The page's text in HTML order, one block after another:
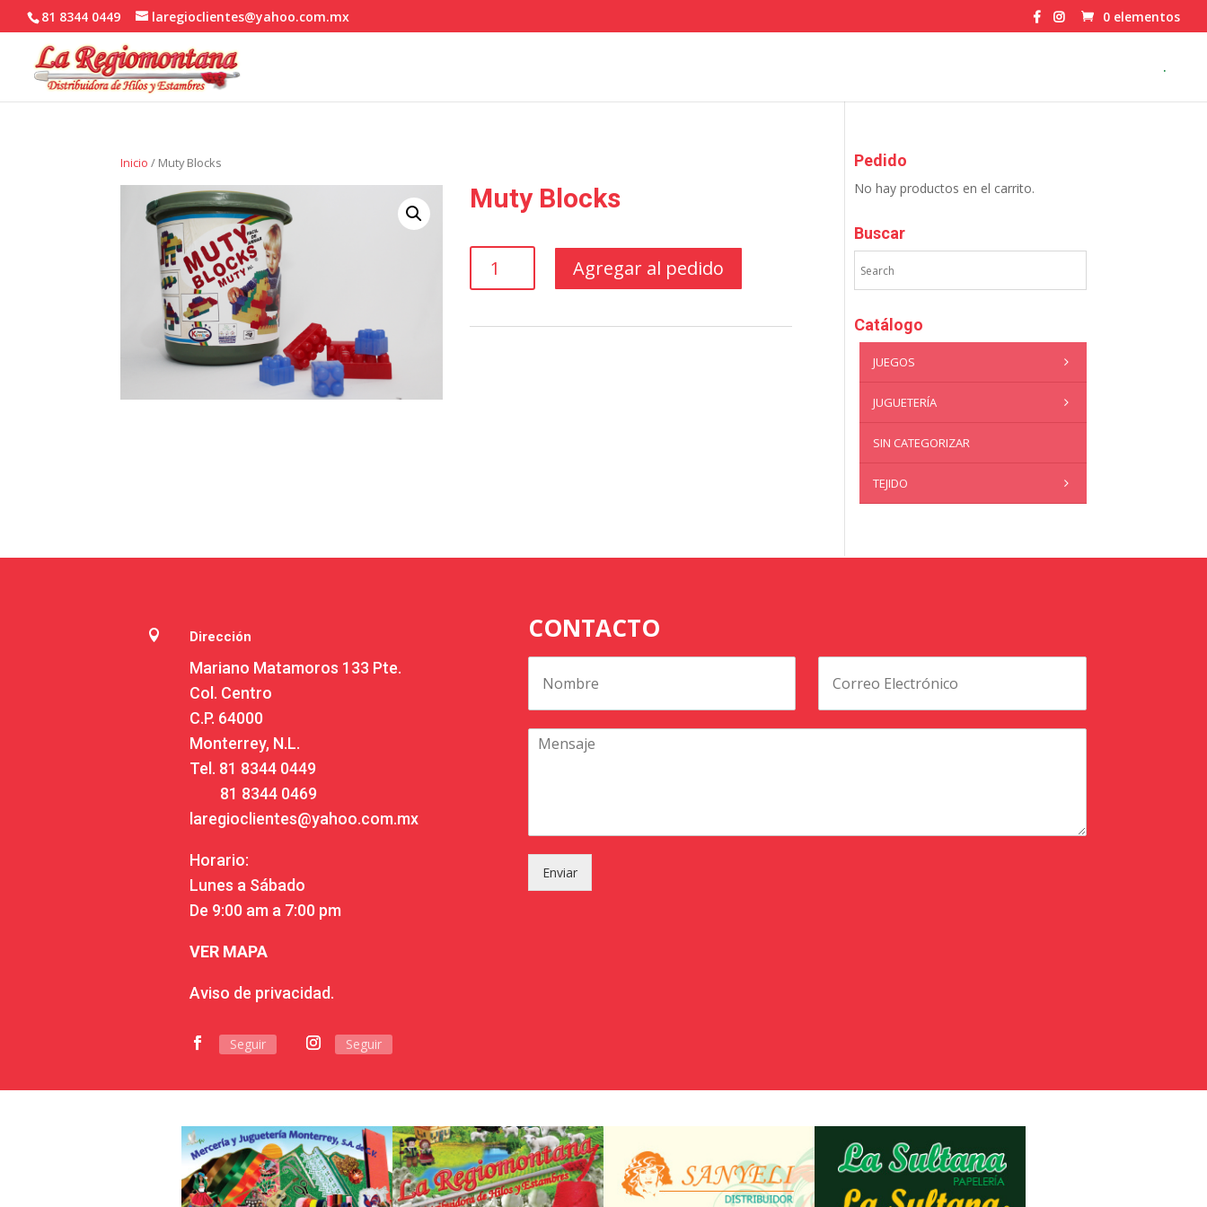
81 8344 0449 laregioclientes@yahoo.com.mx 0 elementos
.
Inicio / Muty Blocks
Muty Blocks
Blocks
Agregar al pedido
Pedido
No hay productos en el carrito.
Buscar
Catálogo
JUEGOS
JUGUETERÍA
SIN CATEGORIZAR
TEJIDO
 Dirección
Mariano Matamoros 133 Pte.
Col. Centro
C.P. 64000
Monterrey, N.L.
Tel. 81 8344 0449
81 8344 0469
laregioclientes@yahoo.com.mx
Horario:
Lunes a Sábado
De 9:00 am a 7:00 pm
VER MAPA
Aviso de privacidad.
Seguir Seguir
CONTACTO
Enviar